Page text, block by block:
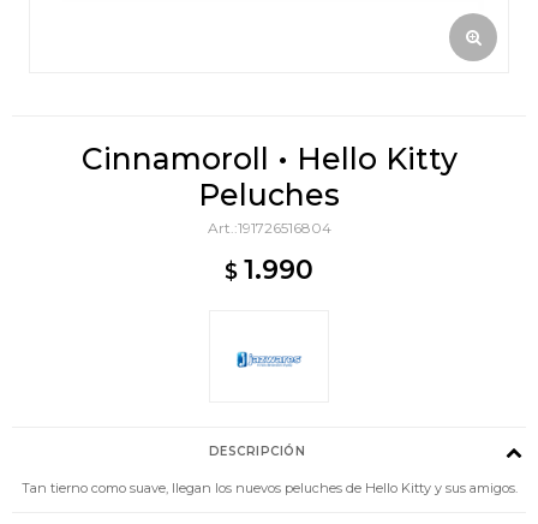
Cinnamoroll • Hello Kitty
Peluches
191726516804
$ 1.990
DESCRIPCIÓN
Tan tierno como suave, llegan los nuevos peluches de Hello Kitty y sus amigos.